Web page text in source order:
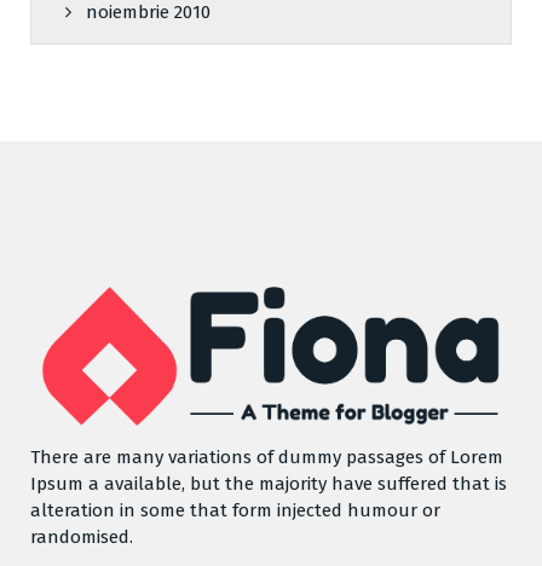
noiembrie 2010
There are many variations of dummy passages of Lorem
Ipsum a available, but the majority have suffered that is
alteration in some that form injected humour or
randomised.